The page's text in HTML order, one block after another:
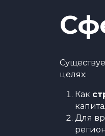
целях:
Как
Для